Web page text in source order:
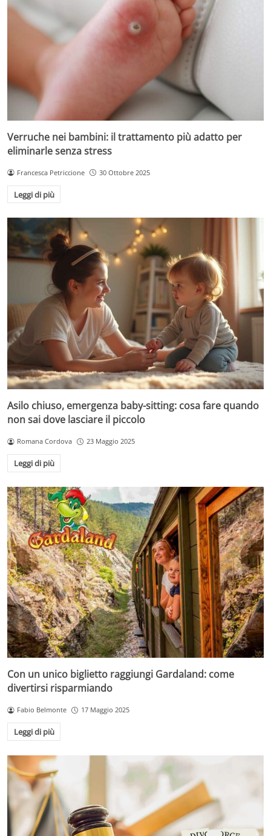
Verruche nei bambini: il trattamento più adatto per
eliminarle senza stress
Francesca Petriccione 30 Ottobre 2025
Leggi di più
Asilo chiuso, emergenza baby-sitting: cosa fare quando
non sai dove lasciare il piccolo
Romana Cordova 23 Maggio 2025
Leggi di più
Con un unico biglietto raggiungi Gardaland: come
divertirsi risparmiando
Fabio Belmonte 17 Maggio 2025
Leggi di più